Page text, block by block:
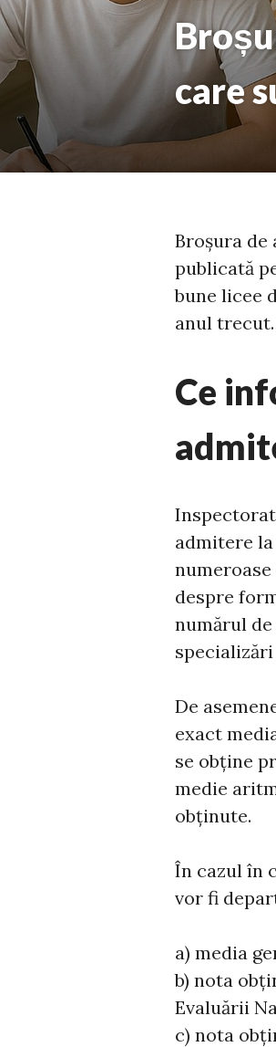
care
Broșura de
publicată
bune licee
anul trecut.
Ce
admitere
despre
numărul
De
exact
se obține
medie
obținute.
În cazul în
vor fi
a) media
b) nota
Evaluării
c) nota